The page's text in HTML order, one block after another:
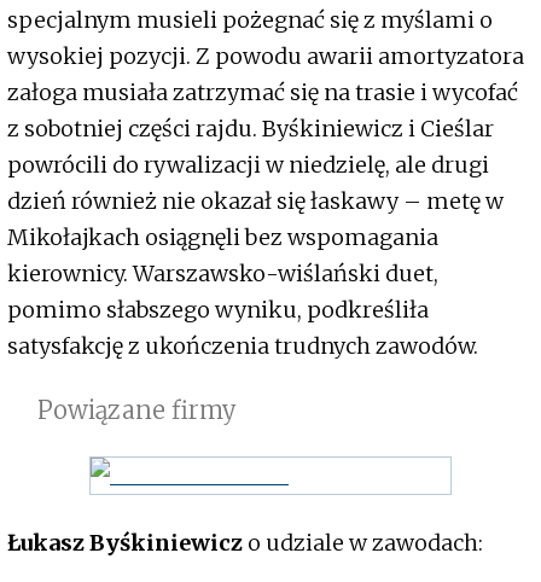
specjalnym musieli pożegnać się z myślami o
wysokiej pozycji. Z powodu awarii amortyzatora
załoga musiała zatrzymać się na trasie i wycofać
z sobotniej części rajdu. Byśkiniewicz i Cieślar
powrócili do rywalizacji w niedzielę, ale drugi
dzień również nie okazał się łaskawy – metę w
Mikołajkach osiągnęli bez wspomagania
kierownicy. Warszawsko-wiślański duet,
pomimo słabszego wyniku, podkreśliła
satysfakcję z ukończenia trudnych zawodów.
Powiązane firmy
ŁukaszByśkiniewicz o udziale w zawodach: